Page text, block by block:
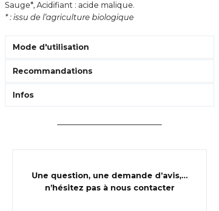
Sauge*, Acidifiant : acide malique.
* : issu de l’agriculture biologique
Mode d'utilisation
Recommandations
Infos
Une question, une demande d’avis,…
n’hésitez pas à nous contacter